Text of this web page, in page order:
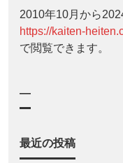
2010年10月から
https://kaiten-
で閲覧できます。
—
最近の投稿